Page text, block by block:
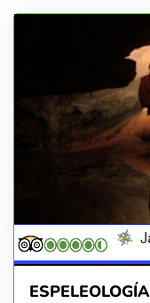
ESPELEOLOGÍA